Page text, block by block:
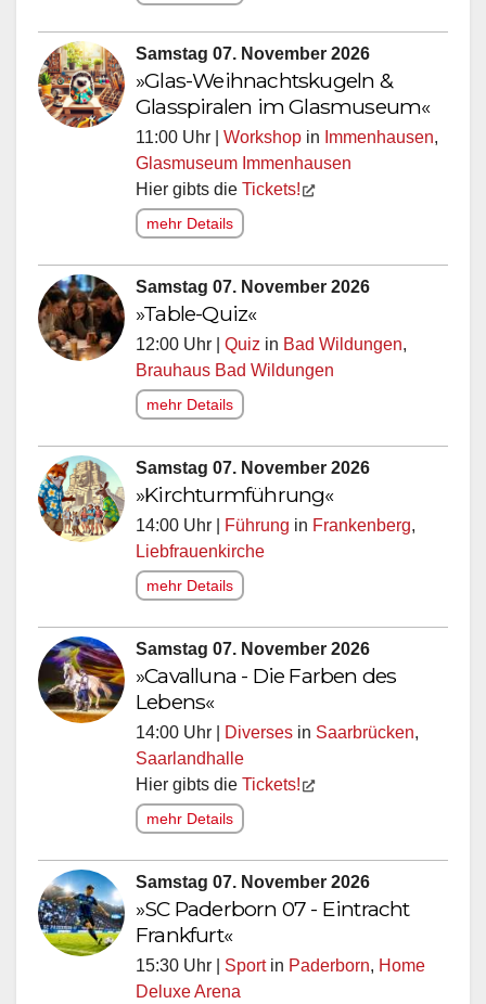
Samstag 07. November 2026
»Glas-Weihnachtskugeln &
Glasspiralen im Glasmuseum«
11:00 Uhr | Workshop in Immenhausen,
Glasmuseum Immenhausen
Hier gibts die Tickets!
mehr Details
Samstag 07. November 2026
»Table-Quiz«
12:00 Uhr | Quiz in Bad Wildungen,
Brauhaus Bad Wildungen
mehr Details
Samstag 07. November 2026
»Kirchturmführung«
14:00 Uhr | Führung in Frankenberg,
Liebfrauenkirche
mehr Details
Samstag 07. November 2026
»Cavalluna - Die Farben des
Lebens«
14:00 Uhr | Diverses in Saarbrücken,
Saarlandhalle
Hier gibts die Tickets!
mehr Details
Samstag 07. November 2026
»SC Paderborn 07 - Eintracht
Frankfurt«
15:30 Uhr | Sportin Paderborn, Home
Deluxe Arena